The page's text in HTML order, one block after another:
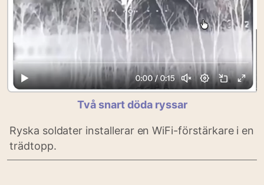
Två snart döda ryssar
Ryska soldater installerar en WiFi-förstärkare i en
trädtopp.